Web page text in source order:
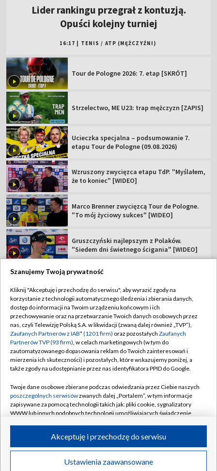
Transmisje Wideo
Lider rankingu przegrał z kontuzją.
Opuści kolejny turniej
16:17 TENIS / ATP (MĘŻCZYŹNI)
Tour de Pologne 2026: 7. etap [SKRÓT]
Strzelectwo, ME U23: trap mężczyzn [ZAPIS]
Ucieczka specjalna – podsumowanie 7.
etapu Tour de Pologne (09.08.2026)
Wzruszony zwycięzca etapu TdP. "Myślałem,
że to koniec" [WIDEO]
Marco Brenner zwycięzcą Tour de Pologne.
"To mój życiowy sukces" [WIDEO]
Gruszczyński najlepszym z Polaków.
"Siedem dni świetnego ścigania" [WIDEO]
TVP
Abonament TVP
Sklep TVP
Biuro Reklamy
Oferta Handlowa
Emisja w TVP
Rada Programowa
Ogłoszenia przetargowe
Akademia Telewizyjna
Regulamin TVP
Polityka prywatności
Moje zgody
Biuro reklamy
Kanały
©2026 Telewizja Polska Spółka Akcyjna w likwidacji
Szanujemy Twoją prywatność
Kliknij "Akceptuję i przechodzę do serwisu", aby wyrazić zgody na
korzystanie z technologii automatycznego śledzenia i zbierania danych,
dostęp do informacji na Twoim urządzeniu końcowym i ich
przechowywanie oraz na przetwarzanie Twoich danych osobowych przez
nas, czyli Telewizję Polską S.A. w likwidacji (zwaną dalej również „TVP”),
Zaufanych Partnerów z IAB* (1201 firm) oraz pozostałych Zaufanych
Partnerów TVP (93 firm), w celach marketingowych (w tym do
zautomatyzowanego dopasowania reklam do Twoich zainteresowań i
mierzenia ich skuteczności) i pozostałych, które wskazujemy poniżej, a
także zgody na udostępnianie przez nas identyfikatora PPID do Google.
Twoje dane osobowe zbierane podczas odwiedzania przez Ciebie naszych
poszczególnych serwisówzwanych dalej „Portalem”, w tym informacje
zapisywane za pomocą technologii takich jak: pliki cookie, sygnalizatory
WWW lub innych podobnych technologii umożliwiających świadczenie
ruchu w Internecie.
Twoje dane osobowe zbierane podczas odwiedzania przez Ciebie
poszczególnych serwisówna Portalu, takie jak adresy IP, identyfikatory
Ustawienia zaawansowane
Akceptuję i przechodzę do serwisu